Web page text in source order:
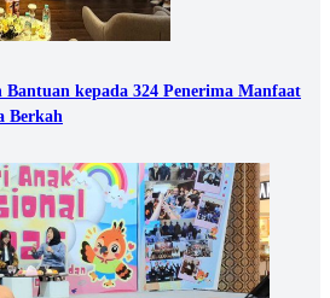
kepada 324 Penerima Manfaat
Berkah